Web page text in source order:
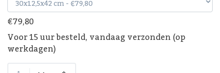
€79,80
Voor 15 uur besteld, vandaag verzonden (op
werkdagen)